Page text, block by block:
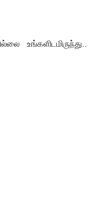
உங்களிடமிருந்து..